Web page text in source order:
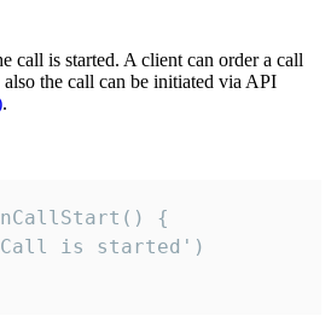
call is started. A client can order a call
the call can be initiated via API
.
{
is started')